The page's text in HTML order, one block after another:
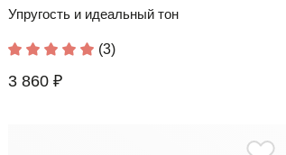
Упругость и идеальный тон
(3)
3 860 ₽